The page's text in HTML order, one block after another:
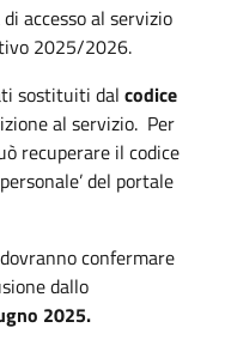
accesso al servizio
2025/2026.
sostituiti dal codice
al servizio. Per
recuperare il codice
del portale
confermare
dallo
2025.